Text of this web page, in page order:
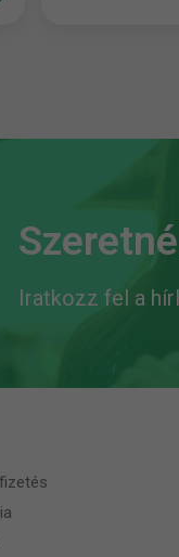
Iratkozz fel a